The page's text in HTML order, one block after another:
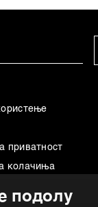
подолу
приватност
колачиња
вештачка